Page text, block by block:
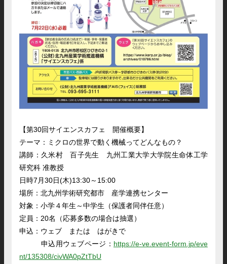
【第30回サイエンスカフェ 開催概要】
テーマ：ミクロの世界で動く機械ってどんなもの？
講師：久米村 百子先生 九州工業大学大学院生命体工学
研究科 准教授
日時7月30日(木)13:30～15:00
場所：北九州学術研究都市 産学連携センター
対象：小学４年生～中学生（保護者同伴任意）
定員：20名（応募多数の場合は抽選）
申込：ウェブ または はがきで
申込用ウェブページ： https://e-ve.event-form.jp/eve
nt/135308/civWA0pZtTbU